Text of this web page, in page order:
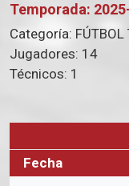
Temporada:
Categoría:
Jugadores: 14
Técnicos: 1
Fecha